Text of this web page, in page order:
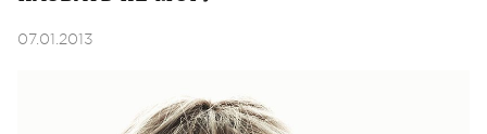
07.01.2013